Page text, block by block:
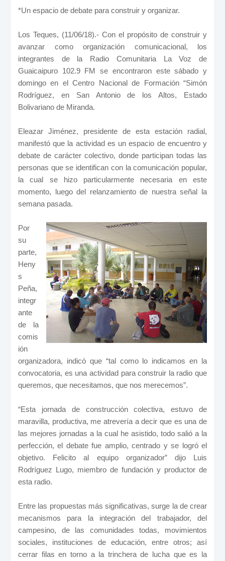
*Un espacio de debate para construir y organizar.
Los Teques, (11/06/18).- Con el propósito de construir y
avanzar como organización comunicacional, los
integrantes de la Radio Comunitaria La Voz de
Guaicaipuro 102.9 FM se encontraron este sábado y
domingo en el Centro Nacional de Formación “Simón
Rodríguez, en San Antonio de los Altos, Estado
Bolivariano de Miranda.
Eleazar Jiménez, presidente de esta estación radial,
manifestó que la actividad es un espacio de encuentro y
debate de carácter colectivo, donde participan todas las
personas que se identifican con la comunicación popular,
la cual se hizo particularmente necesaria en este
momento, luego del relanzamiento de nuestra señal la
semana pasada.
Por
su
parte,
Heny
s
Peña,
integr
ante
de la
comis
ión
organizadora, indicó que “tal como lo indicamos en la
convocatoria, es una actividad para construir la radio que
queremos, que necesitamos, que nos merecemos”.
“Esta jornada de construcción colectiva, estuvo de
maravilla, productiva, me atrevería a decir que es una de
las mejores jornadas a la cual he asistido, todo salió a la
perfección, el debate fue amplio, centrado y se logró el
objetivo. Felicito al equipo organizador” dijo Luis
Rodríguez Lugo, miembro de fundación y productor de
esta radio.
Entre las propuestas más significativas, surge la de crear
mecanismos para la integración del trabajador, del
campesino, de las comunidades todas, movimientos
sociales, instituciones de educación, entre otros; así
cerrar filas en torno a la trinchera de lucha que es la